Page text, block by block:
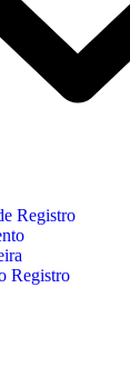
Registro
Registro